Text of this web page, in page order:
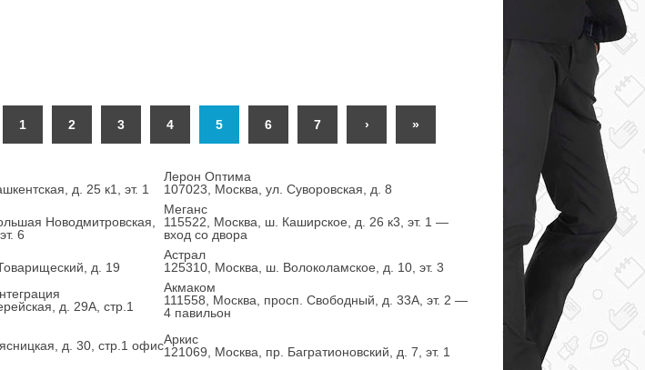
1 2 3 4 5 6 7 › »
д. 25 к1, эт. 1
Лерон Оптима
107023, Москва, ул. Суворовская, д. 8
Новодмитровская,
6
Меганс
115522, Москва, ш. Каширское, д. 26 к3, эт. 1 —
вход со двора
д. 19
Астрал
125310, Москва, ш. Волоколамское, д. 10, эт. 3
д. 29А, стр.1
Акмаком
111558, Москва, просп. Свободный, д. 33А, эт. 2 —
4 павильон
д. 30, стр.1 офисАркис
121069, Москва, пр. Багратионовский, д. 7, эт. 1